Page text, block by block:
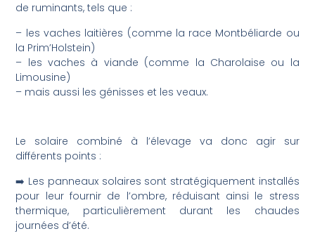
de ruminants, tels que :
– les vaches laitières (comme la race Montbéliarde ou
la Prim’Holstein)
– les vaches à viande (comme la Charolaise ou la
Limousine)
– mais aussi les génisses et les veaux.
Le solaire combiné à l’élevage va donc agir sur
différents points :
➡️ Les panneaux solaires sont stratégiquement installés
pour leur fournir de l’ombre, réduisant ainsi le stress
thermique, particulièrement durant les chaudes
journées d’été.